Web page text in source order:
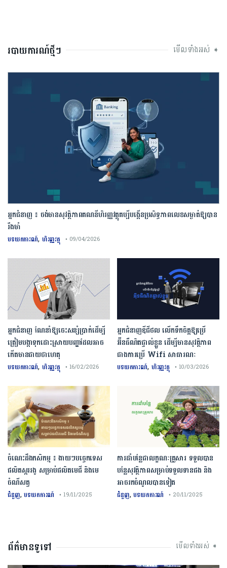
របាយការណ៍ថ្មីៗ មើលទាំងអស់ ➧
អ្នកជំនាញ ៖ ចង់មានសុវត្ថិភាពគណនីហិរញ្ញវត្ថុគប្បីបង្កើនប្រសិទ្ធភាពលេខសម្ងាត់ឱ្យបាន
រឹងមាំ
បទយកការណ៍, ហិរញ្ញវត្ថុ • 09/04/2026
អ្នកជំនាញឌីជីថល លើកទឹកចិត្តឱ្យប្រើ
អ៊ីនធឺណិតផ្ទាល់ខ្លួន ដើម្បីមានសុវត្ថិភាព
ជាងការប្រើ Wifi​ សាធារណៈ
បទយកការណ៍, ហិរញ្ញវត្ថុ • 10/03/2026
អ្នកជំនាញ ណែនាំឱ្យចេះសន្សំប្រាក់ដើម្បី
ត្រៀមបង្កាទុកដោះស្រាយបញ្ហាដែលអាច
កើតមានជាយថាហេតុ
បទយកការណ៍, ហិរញ្ញវត្ថុ • 16/02/2026
ការដាំបន្លែជាលក្ខណៈគ្រួសារ ទទួលបាន
បន្លែសុវត្ថិភាពសម្រាប់ទទួលទានផង និង
អាចរកចំណូលបានទៀត
ជំនួញ,បទយកការណ៍ • 20/11/2025
ចំណេះដឹងកសិកម្ម ៖ ងាយៗបច្ចេកទេស
ផលិតស្កររងូ សម្រាប់ផលិតមេជី និងមេ
ចំណីសត្វ
ជំនួញ,បទយកការណ៍ • 19/11/2025
ព័ត៌មានទូទៅ មើលទាំងអស់ ➧